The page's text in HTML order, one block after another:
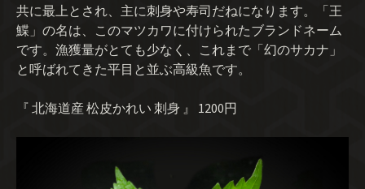
共に最上とされ、主に刺身や寿司だねになります。「王
鰈」の名は、このマツカワに付けられたブランドネーム
です。漁獲量がとても少なく、これまで「幻のサカナ」
と呼ばれてきた平目と並ぶ高級魚です。
『 北海道産 松皮かれい 刺身 』 1200円